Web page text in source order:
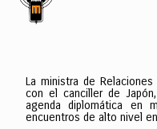
La ministra de Relaciones
con el canciller de
agenda diplomática en
encuentros de alto nivel